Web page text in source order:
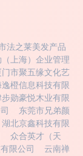
法之莱美发产品
上海）企业管理
门市聚五缘文化艺
逸橙信息科技有限
步勋豪悦木业有限
东莞市兄弟颜
湖北京鑫科技有限
众合英才（天
限公司
云南禅